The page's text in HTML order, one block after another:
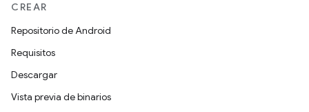
CREAR
Repositorio de Android
Requisitos
Descargar
Vista previa de binarios